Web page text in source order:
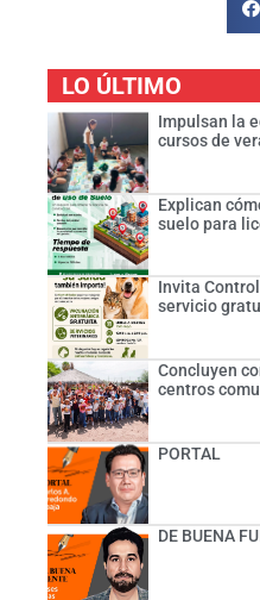
LO ÚLTIMO
Impulsan la
cursos de
Explican
suelo para
Invita
servicio
Concluyen
centros
PORTAL
DE BUENA